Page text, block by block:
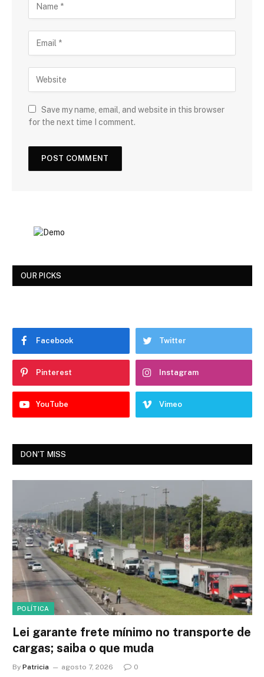
Save my name, email, and website in this browser
for the next time I comment.
OUR PICKS
Facebook Twitter
Pinterest Instagram
YouTube Vimeo
DON'T MISS
POLÍTICA
Lei garante frete mínimo no transporte de
cargas; saiba o que muda
By Patricia agosto 7, 2026 0